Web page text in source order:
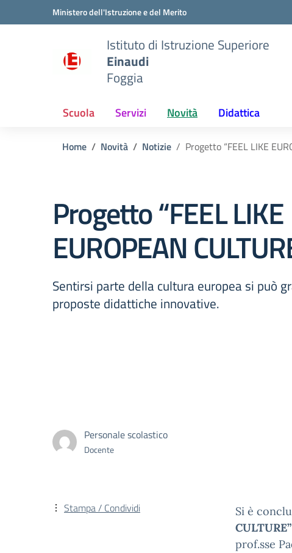
Vai ai contenuti
Vai al menu di navigazioneMinistero dell'Istruzione e del Merito
Istituto di Istruzione Superiore
Einaudi
Foggia
Scuola Servizi Novità Didattica
Home Novità Notizie Progetto “FEEL LIKE
Progetto “FEEL LIKE
EUROPEAN
Sentirsi parte della cultura europea si può
proposte didattiche innovative.
Personale scolastico
Docente
Si è
CULTURE”
prof.sse
Stampa / Condividi